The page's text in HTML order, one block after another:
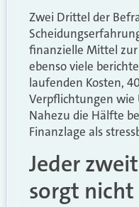
Zwei Drittel der
finanzielle Mittel
ebenso viele
laufenden Kosten,
Verpflichtungen
Nahezu die Hälfte
Finanzlage als
Jeder
sorgt